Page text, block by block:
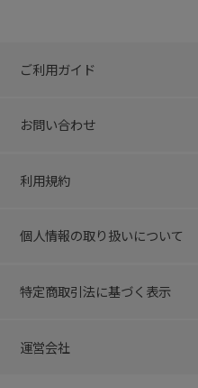
ご利用ガイド
お問い合わせ
利用規約
個人情報の取り扱いについて
特定商取引法に基づく表示
運営会社